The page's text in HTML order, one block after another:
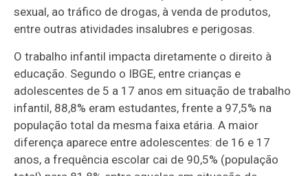
sexual, ao tráfico de drogas, à venda de produtos,
entre outras atividades insalubres e perigosas.
O trabalho infantil impacta diretamente o direito à
educação. Segundo o IBGE, entre crianças e
adolescentes de 5 a 17 anos em situação de trabalho
infantil, 88,8% eram estudantes, frente a 97,5% na
população total da mesma faixa etária. A maior
diferença aparece entre adolescentes: de 16 e 17
anos, a frequência escolar cai de 90,5% (população